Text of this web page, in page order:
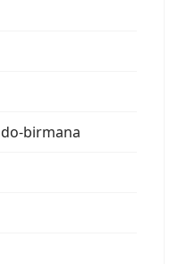
birmana